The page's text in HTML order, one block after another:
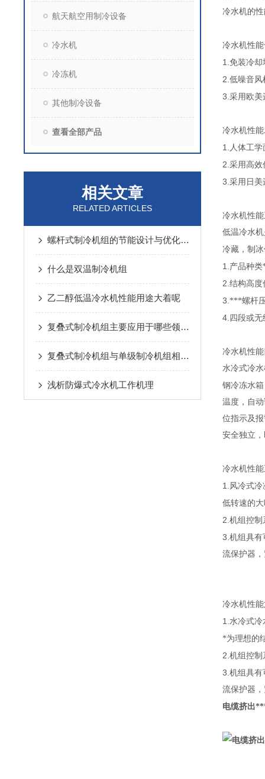
航天航空用制冷设备
冷水机
冷冻机
其他制冷设备
查看全部产品
相关文章
RELATED ARTICLES
螺杆式制冷机组的节能设计与优化策略
什么是双温制冷机组
乙二醇低温冷水机性能用途大着呢
复叠式制冷机组主要应用于哪些领域？
复叠式制冷机组与单级制冷机组相比有哪些优势？
浅析​防爆式冷水机工作机理
冷水机的
冷水机性
1. 免装冷却
2. 低噪音
3. 采用欧
冷水机性
1. 人体工
2. 采用高效
3. 采用日
冷水机性
低温冷水
冷藏，制
1. 产品种
2. 结构高度
3. ***螺杆
4. 四段或
冷水机性
水冷式冷
钢冷冻水
温度，自
位指示及
安全独立
冷水机性
1. 风冷式
低转速的
2. 机组控制
3. 机组具有
流保护器
冷水机性
1. 水冷式冷
*为理想的
2. 机组控制
3. 机组具有
流保护器
电缆挤出
电缆挤